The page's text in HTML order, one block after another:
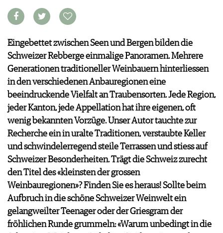
VORTEILSWELT
APPS
VIDEOS
BILDSTRECKEN
BÜCHER
NEWS
WEINWIRTSCHAFT
WEINSZENE
PORTRAITS
VINOPHILES
ARCHIV
ANMELDEN
GEWINNSPIELE
NEWSLETTER
REDAKTION
Eingebettet zwischen Seen und Bergen bilden die
Schweizer Rebberge einmalige Panoramen. Mehrere
Generationen traditioneller Weinbauern hinterliessen
in den verschiedenen Anbauregionen eine
beeindruckende Vielfalt an Traubensorten. Jede Region,
jeder Kanton, jede Appellation hat ihre eigenen, oft
wenig bekannten Vorzüge. Unser Autor tauchte zur
Recherche ein in uralte Traditionen, verstaubte Keller
und schwindelerregend steile Terrassen und stiess auf
Schweizer Besonderheiten. Trägt die Schweiz zurecht
den Titel des «kleinsten der grossen
Weinbauregionen»? Finden Sie es heraus! Sollte beim
Aufbruch in die schöne Schweizer Weinwelt ein
gelangweilter Teenager oder der Griesgram der
fröhlichen Runde grummeln: «Warum unbedingt in die